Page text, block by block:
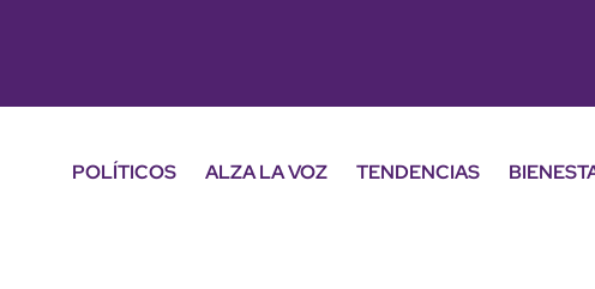
POLÍTICOS ALZA LA VOZ TENDENCIAS